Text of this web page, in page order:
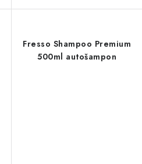
Fresso Shampoo Premium
500ml autošampon